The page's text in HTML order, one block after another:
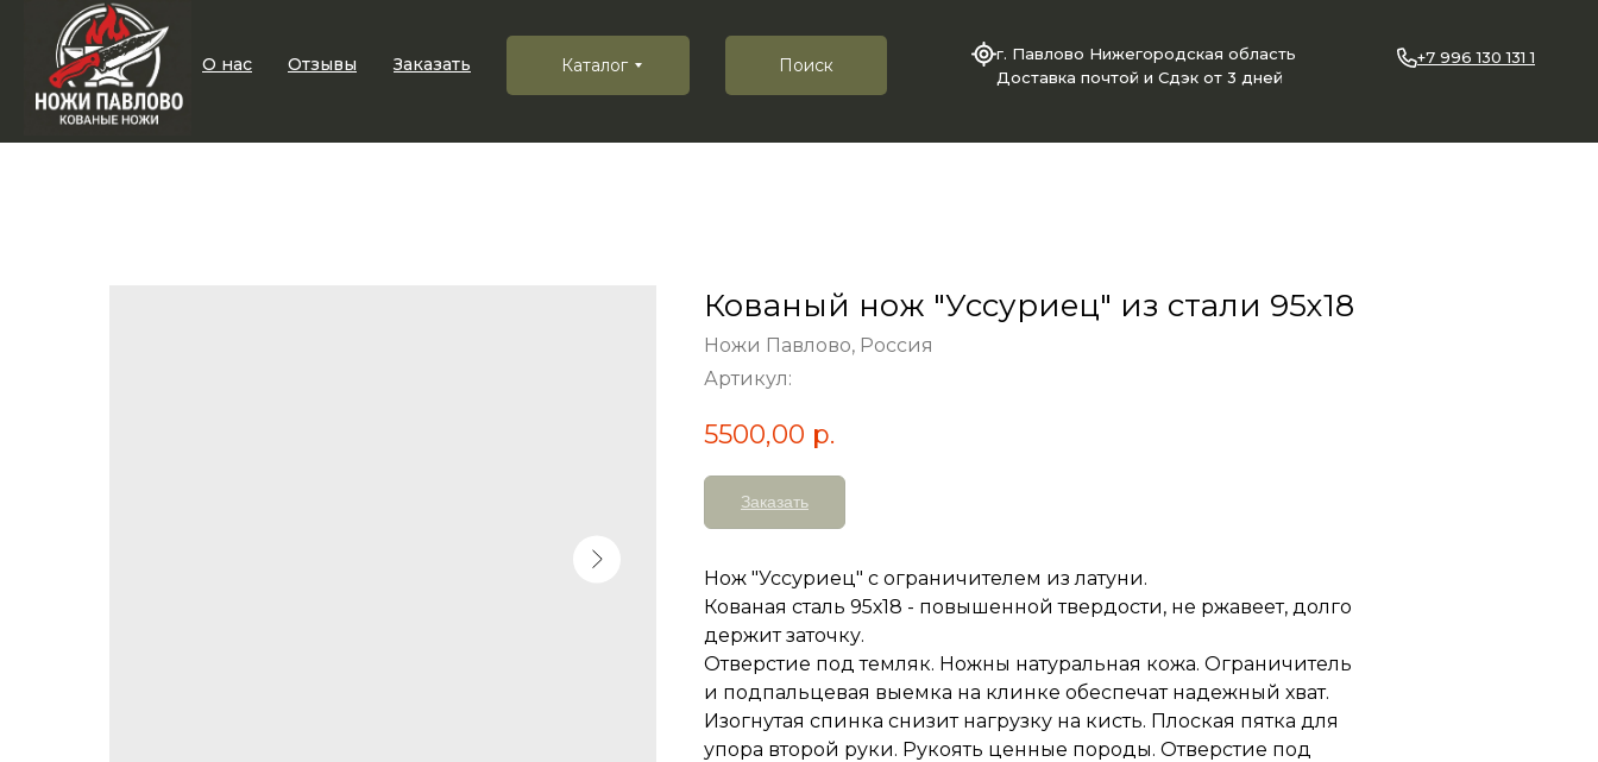
г. Павлово Нижегородская область
Доставка почтой и Сдэк от 3 дней
Поиск
Каталог
Заказать
Отзывы
О нас +7 996 130 131 1
Кованый нож "Уссуриец" из стали 95х18
Ножи Павлово, Россия
Артикул:
5500,00 р.
Заказать
Нож "Уссуриец" с ограничителем из латуни.
Кованая сталь 95х18 - повышенной твердости, не ржавеет, долго
держит заточку.
Отверстие под темляк. Ножны натуральная кожа. Ограничитель
и подпальцевая выемка на клинке обеспечат надежный хват.
Изогнутая спинка снизит нагрузку на кисть. Плоская пятка для
упора второй руки. Рукоять ценные породы. Отверстие под